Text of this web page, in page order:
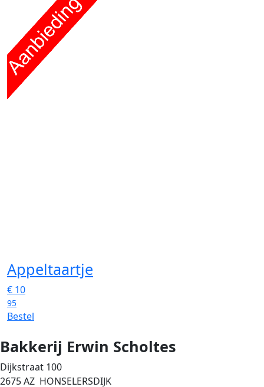
Appeltaartje
€ 10
95
Bestel
Bakkerij Erwin Scholtes
Dijkstraat 100
2675 AZ HONSELERSDIJK